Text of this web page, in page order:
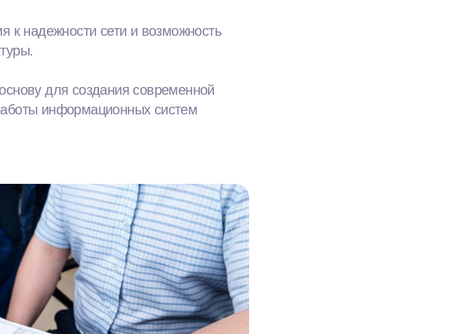
к надежности сети и возможность
для создания современной
информационных систем